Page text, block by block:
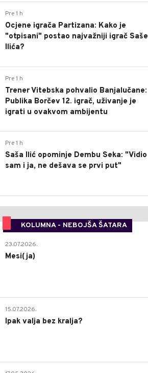
Pre 1 h
Ocjene igrača Partizana: Kako je
"otpisani" postao najvažniji igrač Saše
Ilića?
Pre 1 h
Trener Vitebska pohvalio Banjalučane:
Publika Borčev 12. igrač, uživanje je
igrati u ovakvom ambijentu
Pre 1 h
Saša Ilić opominje Dembu Seka: "Vidio
sam i ja, ne dešava se prvi put"
KOLUMNA - NEBOJŠA ŠATARA
23.07.2026.
Mesi(ja)
15.07.2026.
Ipak valja bez kralja?